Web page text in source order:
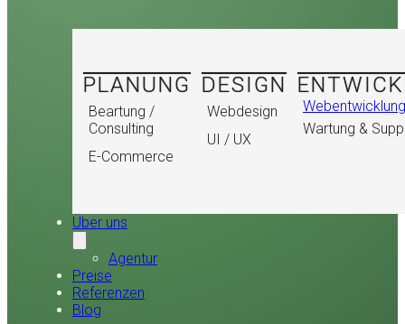
PLANUNG
Beartung /
Consulting
E-Commerce
DESIGN
Webdesign
UI / UX
Webentwicklung
Wartung &
Über uns
Agentur
Preise
Referenzen
Blog